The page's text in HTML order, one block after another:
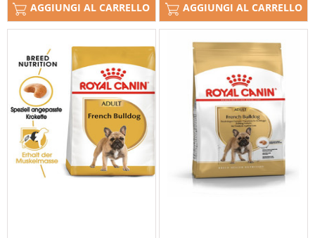
AGGIUNGI AL CARRELLO AGGIUNGI AL CARRELLO